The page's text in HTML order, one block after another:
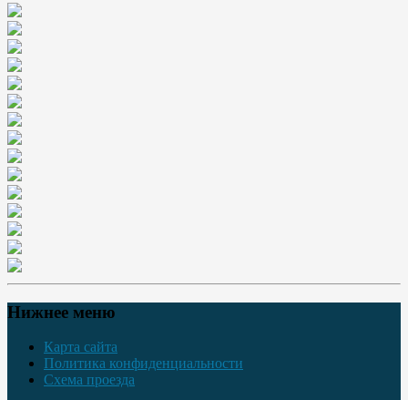
Нижнее меню
Карта сайта
Политика конфиденциальности
Схема проезда